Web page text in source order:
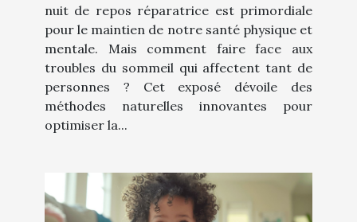
nuit de repos réparatrice est primordiale
pour le maintien de notre santé physique et
mentale. Mais comment faire face aux
troubles du sommeil qui affectent tant de
personnes ? Cet exposé dévoile des
méthodes naturelles innovantes pour
optimiser la...